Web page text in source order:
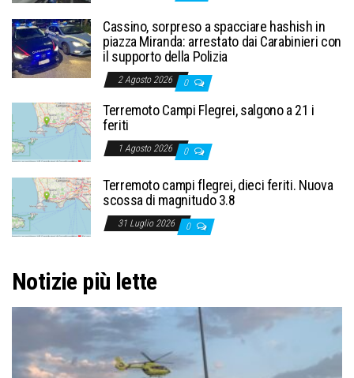
Cassino, sorpreso a spacciare hashish in
piazza Miranda: arrestato dai Carabinieri con
il supporto della Polizia
2 Agosto 2026 0
Terremoto Campi Flegrei, salgono a 21 i
feriti
1 Agosto 2026 0
Terremoto campi flegrei, dieci feriti. Nuova
scossa di magnitudo 3.8
31 Luglio 2026 0
Notizie più lette